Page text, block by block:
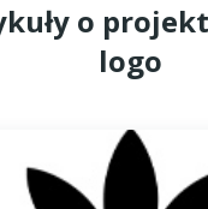
o
logo